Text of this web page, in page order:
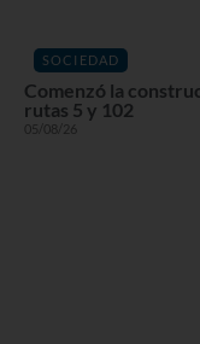
SOCIEDAD
Comenzó la
rutas 5 y 102
05/08/26